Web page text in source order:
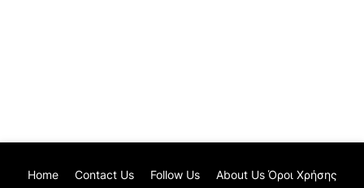
Home Contact Us Follow Us About Us Όροι Χρήσης